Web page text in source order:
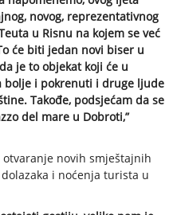
novog, reprezentativnog
u Risnu na kojem se već
će biti jedan novi biser u
je to objekat koji će u
i pokrenuti i druge ljude
Takođe, podsjećam da se
del mare u Dobroti,”
novih smještajnih
i noćenja turista u